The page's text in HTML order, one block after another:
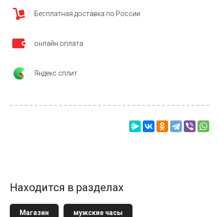
Бесплатная доставка по России
онлайн оплата
Яндекс сплит
Находится в разделах
Магазин мужские часы